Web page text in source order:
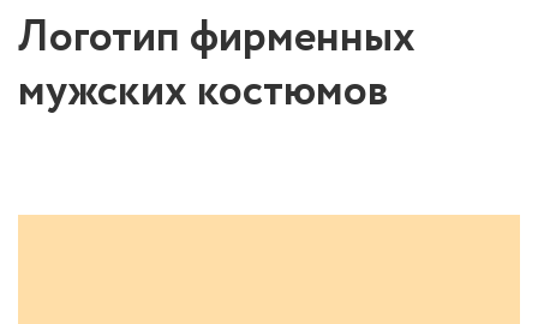
Логотип фирменных
мужских костюмов